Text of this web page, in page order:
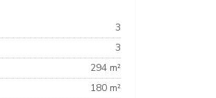
3
3
294 m²
180 m²